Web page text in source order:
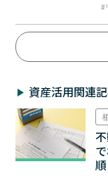
資産活用関連